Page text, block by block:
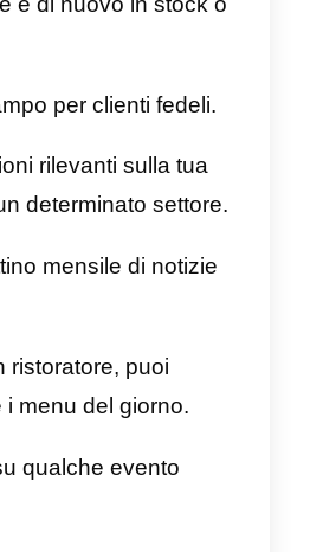
del messaggio.
newsletter di WhatsApp
inviate conl’API di
Business, quindi è
disporre di un
di API come